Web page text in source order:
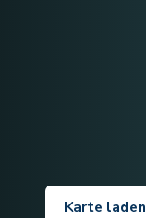
Karte laden